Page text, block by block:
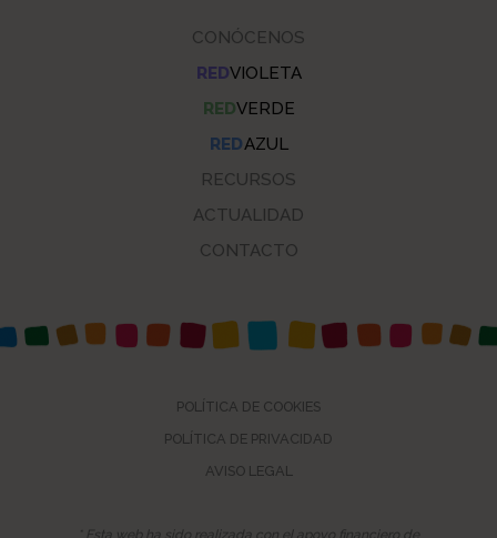
CONÓCENOS
REDVIOLETA
REDVERDE
REDAZUL
RECURSOS
ACTUALIDAD
CONTACTO
POLÍTICA DE COOKIES
POLÍTICA DE PRIVACIDAD
AVISO LEGAL
* Esta web ha sido realizada con el apoyo financiero de